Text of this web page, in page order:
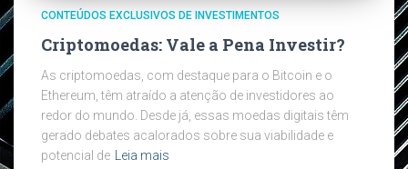
CONTEÚDOS EXCLUSIVOS DE INVESTIMENTOS
Criptomoedas: Vale a Pena Investir?
As criptomoedas, com destaque para o Bitcoin e o
Ethereum, têm atraído a atenção de investidores ao
redor do mundo. Desde já, essas moedas digitais têm
gerado debates acalorados sobre sua viabilidade e
potencial de
Leia mais